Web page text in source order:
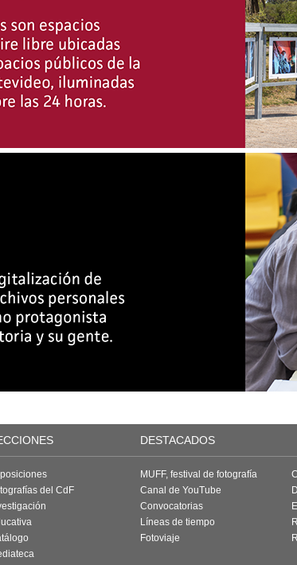
DESTACADOS
del CdF
MUFF, festival de fotografía
Canal de YouTube
Convocatorias
Líneas de tiempo
Fotoviaje